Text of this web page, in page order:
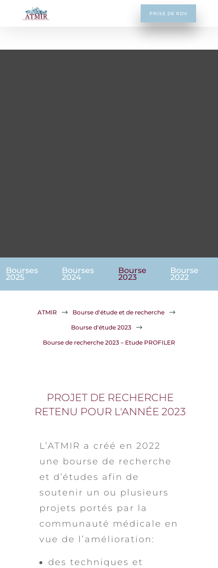
PRISE DE RDV
Bourses
2025
Bourses
2024
Bourse
2023
Bourse
2022
ATMIR $ Bourse d'étude et de recherche $
Bourse d'étude 2023 $
Bourse de recherche 2023 – Etude PROFILER
PROJET DE RECHERCHE
RETENU POUR L'ANNÉE 2023
L’ATMIR a créé en 2022
une bourse de recherche
et d’études afin de
soutenir un ou plusieurs
projets portés par la
communauté médicale en
vue de l’amélioration:
des techniques et